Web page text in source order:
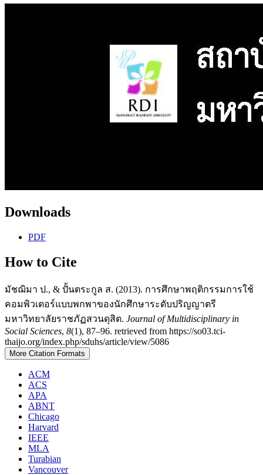
Downloads
PDF
How to Cite
มัชฌิมา ป., & ปั้นตระกูล ส. (2013). การศึกษาพฤติกรรมการใช้
คอมพิวเตอร์แบบพกพาของนักศึกษาระดับปริญญาตรี
มหาวิทยาลัยราชภัฏสวนดุสิต. Journal of Multidisciplinary in
Social Sciences, 8(1), 87–96. retrieved from https://so03.tci-
thaijo.org/index.php/sduhs/article/view/5086
More Citation Formats
ACM
ACS
APA
ABNT
Chicago
Harvard
IEEE
MLA
Turabian
Vancouver